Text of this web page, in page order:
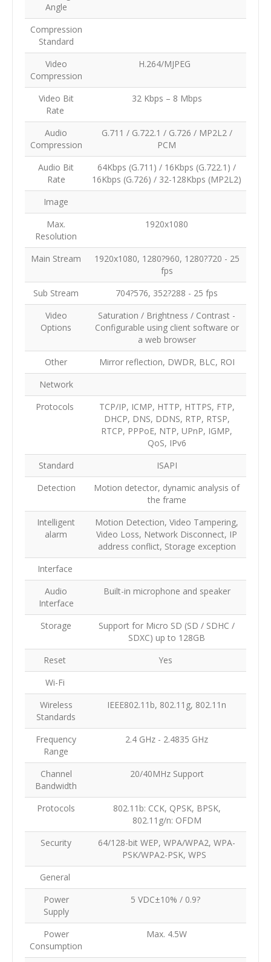
Angle
Compression
Standard
Video
Compression
H.264/MJPEG
Video Bit
Rate
32 Kbps – 8 Mbps
Audio
Compression
G.711 / G.722.1 / G.726 / MP2L2 /
PCM
Audio Bit
Rate
64Kbps (G.711) / 16Kbps (G.722.1) /
16Kbps (G.726) / 32-128Kbps (MP2L2)
Image
Max.
Resolution
1920x1080
Main Stream
1920x1080, 1280?960, 1280?720 - 25
fps
Sub Stream
704?576, 352?288 - 25 fps
Video
Options
Saturation / Brightness / Contrast -
Configurable using client software or
a web browser
Other
Mirror reflection, DWDR, BLC, ROI
Network
Protocols
TCP/IP, ICMP, HTTP, HTTPS, FTP,
DHCP, DNS, DDNS, RTP, RTSP,
RTCP, PPPoE, NTP, UPnP, IGMP,
QoS, IPv6
Standard
ISAPI
Detection
Motion detector, dynamic analysis of
the frame
Intelligent
alarm
Motion Detection, Video Tampering,
Video Loss, Network Disconnect, IP
address conflict, Storage exception
Interface
Audio
Interface
Built-in microphone and speaker
Storage
Support for Micro SD (SD / SDHC /
SDXC) up to 128GB
Reset
Yes
Wi-Fi
Wireless
Standards
IEEE802.11b, 802.11g, 802.11n
Frequency
Range
2.4 GHz - 2.4835 GHz
Channel
Bandwidth
20/40MHz Support
Protocols
802.11b: CCK, QPSK, BPSK,
802.11g/n: OFDM
Security
64/128-bit WEP, WPA/WPA2, WPA-
PSK/WPA2-PSK, WPS
General
Power
Supply
5 VDC±10% / 0.9?
Power
Consumption
Max. 4.5W